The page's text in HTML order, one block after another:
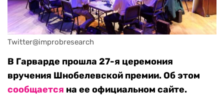
Twitter@improbresearch
В Гарварде прошла 27-я церемония
вручения Шнобелевской премии. Об этом
сообщается на ее официальном сайте.